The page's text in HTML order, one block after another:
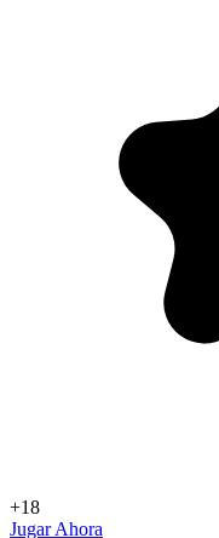
+18
Jugar Ahora